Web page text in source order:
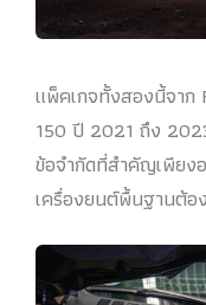
แพ็คเกจทั้งสองนี้จา
150 ปี 2021 ถึง
ข้อจํากัดที่สําคัญเพียง
เครื่องยนต์พื้นฐานต้อ